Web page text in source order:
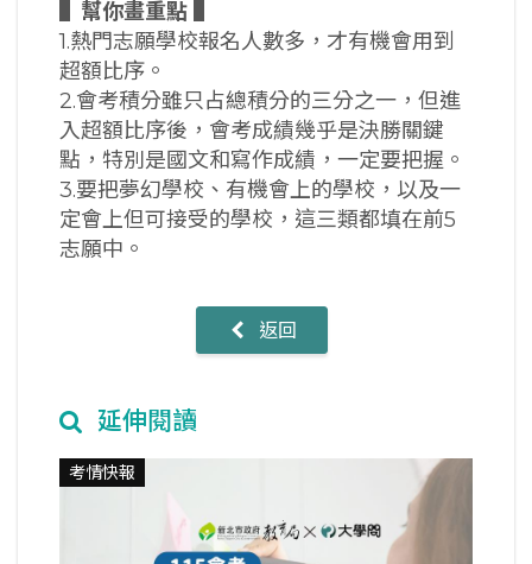
幫你畫重點 ▌
1.熱門志願學校報名人數多，才有機會用到
超額比序。
2.會考積分雖只占總積分的三分之一，但進
入超額比序後，會考成績幾乎是決勝關鍵
點，特別是國文和寫作成績，一定要把握。
3.要把夢幻學校、有機會上的學校，以及一
定會上但可接受的學校，這三類都填在前5
志願中。
返回
延伸閱讀
考情快報